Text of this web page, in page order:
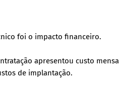
foi o impacto financeiro.
apresentou custo
de implantação.